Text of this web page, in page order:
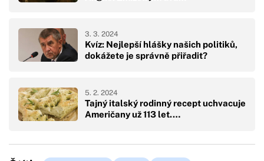
Kvíz: Nejlepší hlášky našich politiků,
dokážete je správně přiřadit?
3. 3. 2024
Tajný italský rodinný recept uchvacuje
Američany už 113 let.…
5. 2. 2024